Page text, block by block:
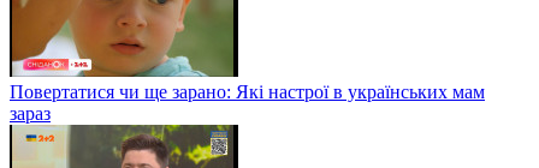
Повертатися чи ще зарано: Які настрої в українських мам
зараз